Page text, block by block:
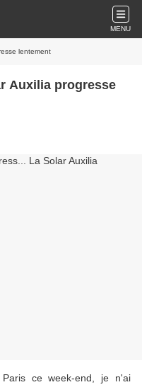
MENU
lentement
Auxilia progresse
ce week-end, je n'ai